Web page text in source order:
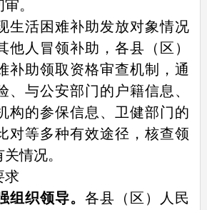
。
活困难补助发放对象情况
他人冒领补助，各县（区）
补助领取资格审查机制，通
、与公安部门的户籍信息、
构的参保信息、卫健部门的
对等多种有效途径，核查领
情况。
求
织领导。各县（区）人民